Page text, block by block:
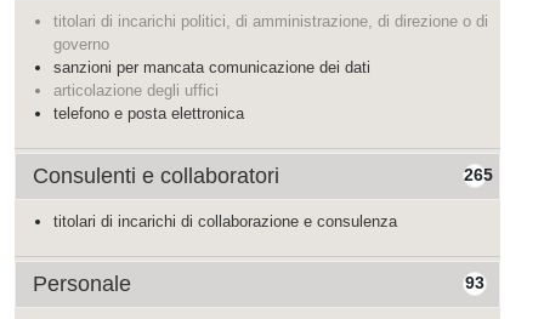
titolari di incarichi politici, di amministrazione, di direzione o di
governo
sanzioni per mancata comunicazione dei dati
articolazione degli uffici
telefono e posta elettronica
265
Consulenti e collaboratori
titolari di incarichi di collaborazione e consulenza
93
Personale